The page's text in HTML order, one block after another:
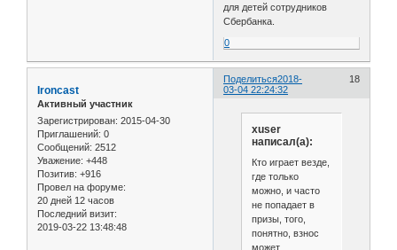
для детей сотрудников
Сбербанка.
0
Поделиться 18
2018-
03-04 22:24:32
Ironcast
Активный участник
Зарегистрирован: 2015-04-30
Приглашений: 0
Сообщений: 2512
Уважение: +448
Позитив: +916
Провел на форуме:
20 дней 12 часов
Последний визит:
2019-03-22 13:48:48
xuser
написал(а):
Кто играет везде,
где только
можно, и часто
не попадает в
призы, того,
понятно, взнос
может